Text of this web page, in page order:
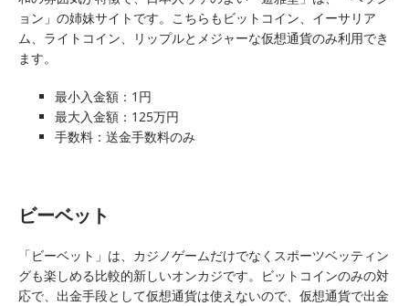
ョン」の姉妹サイトです。こちらもビットコイン、イーサリア
ム、ライトコイン、リップルとメジャーな仮想通貨のみ利用でき
ます。
最小入金額：1円
最大入金額：125万円
手数料：送金手数料のみ
ビーベット
「ビーベット」は、カジノゲームだけでなくスポーツベッティン
グも楽しめる比較的新しいオンカジです。ビットコインのみの対
応で、出金手段として仮想通貨は使えないので、仮想通貨で出金